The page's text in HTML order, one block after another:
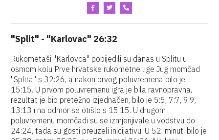
"Split" - "Karlovac" 26:32
Rukometaši "Karlovca" pobijedili su danas u Splitu u
osmom kolu Prve hrvatske rukometne lige Jug momčad
"Splita" s 32:26, a nakon prvog poluvremena bilo je
15:15. U prvom poluvremenu igra je bila ravnopravna,
rezultat je bio pretežno izjednačen, bilo je 5:5, 7:7, 9:9,
13:13 i na odmor se otišlo s 15:15. U drugom
poluvremenu momčadi su se izmjenjivale u vodstvu do
24:24, tada su gosti preuzeli inicijativu. U 52. minuti bilo je